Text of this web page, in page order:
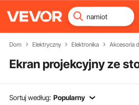
Dom Elektryczny Elektronika Akcesoria
Ekran projekcyjny ze
Sortuj według: Popularny